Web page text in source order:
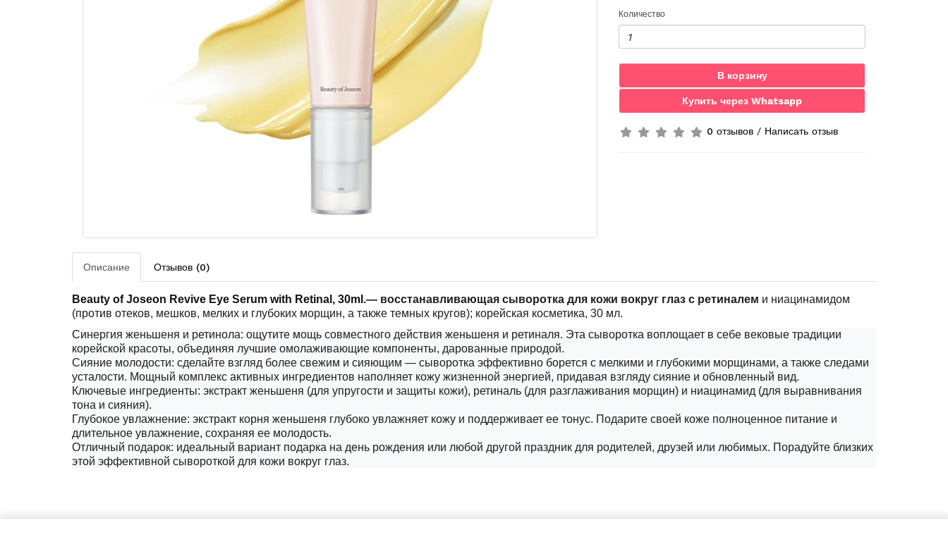
Количество
В корзину
Купить через Whatsapp
0 отзывов / Написать отзыв
Описание Отзывов (0)
Beauty of Joseon Revive Eye Serum with Retinal , 30ml .— восстанавливающая сыворотка для кожи вокруг глаз с ретиналем и ниацинамидом
(против отеков, мешков, мелких и глубоких морщин, а также темных кругов); корейская косметика, 30 мл.
Синергия женьшеня и ретинола: ощутите мощь совместного действия женьшеня и ретиналя. Эта сыворотка воплощает в себе вековые традиции
корейской красоты, объединяя лучшие омолаживающие компоненты, дарованные природой.
Сияние молодости: сделайте взгляд более свежим и сияющим — сыворотка эффективно борется с мелкими и глубокими морщинами, а также следами
усталости. Мощный комплекс активных ингредиентов наполняет кожу жизненной энергией, придавая взгляду сияние и обновленный вид.
Ключевые ингредиенты: экстракт женьшеня (для упругости и защиты кожи), ретиналь (для разглаживания морщин) и ниацинамид (для выравнивания
тона и сияния).
Глубокое увлажнение: экстракт корня женьшеня глубоко увлажняет кожу и поддерживает ее тонус. Подарите своей коже полноценное питание и
длительное увлажнение, сохраняя ее молодость.
Отличный подарок: идеальный вариант подарка на день рождения или любой другой праздник для родителей, друзей или любимых. Порадуйте близких
этой эффективной сывороткой для кожи вокруг глаз.